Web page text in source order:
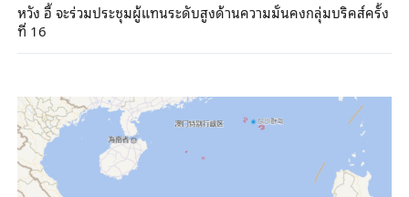
หวัง อี้ จะร่วมประชุมผู้แทนระดับสูงด้านความมั่นคงกลุ่มบริคส์ครั้ง
ที่ 16